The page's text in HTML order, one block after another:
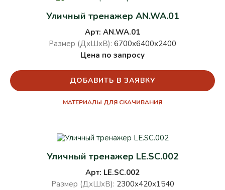
Уличный тренажер AN.WA.01
Арт: AN.WA.01
Размер (ДхШхВ): 6700х6400х2400
Цена по запросу
ДОБАВИТЬ В ЗАЯВКУ
МАТЕРИАЛЫ ДЛЯ СКАЧИВАНИЯ
Уличный тренажер LE.SC.002
Арт: LE.SC.002
Размер (ДхШхВ): 2300х420х1540